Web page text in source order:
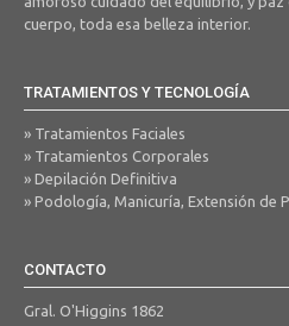
cuerpo, toda esa belleza interior.
TRATAMIENTOS Y TECNOLOGÍA
» Tratamientos Faciales
» Tratamientos Corporales
» Depilación Definitiva
» Podología, Manicuría, Extensión de
CONTACTO
Gral. O'Higgins 1862